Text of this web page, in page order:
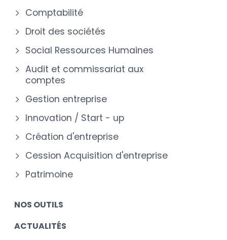
Comptabilité
Droit des sociétés
Social Ressources Humaines
Audit et commissariat aux
comptes
Gestion entreprise
Innovation / Start - up
Création d'entreprise
Cession Acquisition d'entreprise
Patrimoine
NOS OUTILS
ACTUALITÉS